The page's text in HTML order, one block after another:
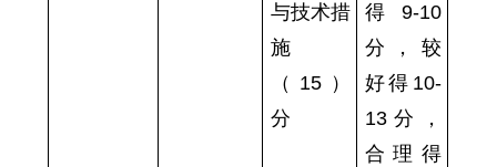
与技术措
施
（15）
分
得9-10
分，较
好得10-
13分，
合理得